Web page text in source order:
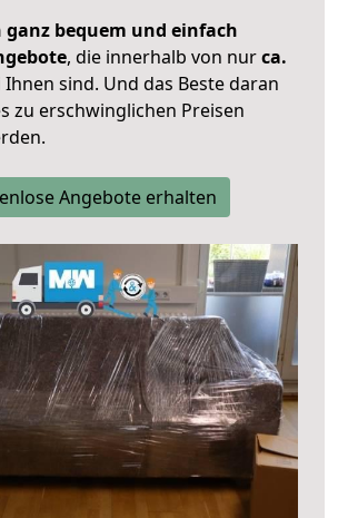
ganz bequem und einfach
, die innerhalb von nurca.
Ihnen sind. Und das Beste daran
zu erschwinglichen Preisen
Angebote erhalten